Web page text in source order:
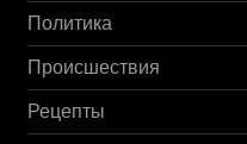
Политика
Происшествия
Рецепты